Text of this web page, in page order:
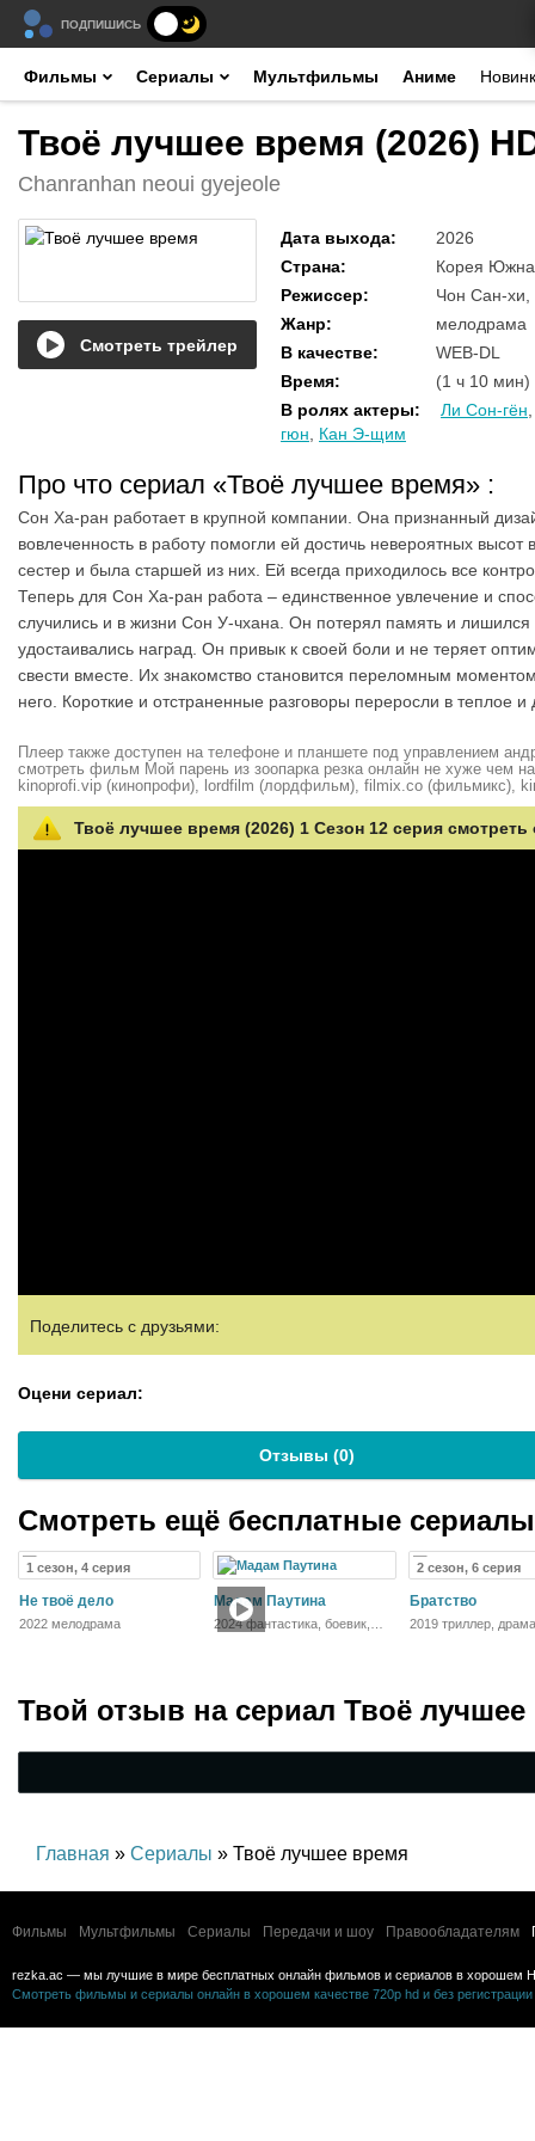
ПОДПИШИСЬ
Фильмы Сериалы Мультфильмы Аниме
Твоё лучшее время (2026)
Chanranhan neoui gyejeole
Смотреть трейлер
Дата выхода:
2026
Страна:
Корея
Режиссер:
Чон Сан-
Жанр:
мелодрама
В качестве:
WEB-DL
Время:
(1 ч 10 мин)
В ролях актеры: Ли Сон-гён
гюн
Кан Э-щим
Про что сериал «Твоё лучшее время» :
Сон Ха-ран работает в крупной компании. Она признанный
вовлеченность в работу помогли ей достичь невероятных
сестер и была старшей из них. Ей всегда приходилось все
Теперь для Сон Ха-ран работа – единственное увлечение и
случились и в жизни Сон У-чхана. Он потерял память и
удостаивались наград. Он привык к своей боли и не теряет
свести вместе. Их знакомство становится переломным
него. Короткие и отстраненные разговоры переросли в
Плеер также доступен на телефоне и планшете под управлением
смотреть фильм Мой парень из зоопарка резка онлайн не хуже чем
kinoprofi.vip (кинопрофи), lordfilm (лордфильм), filmix.co (фильмикс),
Твоё лучшее время (2026) 1 Сезон 12 серия смотреть
Поделитесь с друзьями:
Оцени сериал:
Отзывы (0)
Смотреть ещё бесплатные
1 сезон, 4 серия
Не твоё дело
2022 мелодрама
Мадам Паутина
2024 фантастика, боевик,
2 сезон, 6 серия
Братство
2019 триллер,
Твой отзыв на сериал Твоё
Главная » Сериалы » Твоё лучшее время
Фильмы Мультфильмы Сериалы Передачи и шоу Правообладателям
rezka.ac — мы лучшие в мире бесплатных онлайн фильмов и сериалов в хорошем
Смотреть фильмы и сериалы онлайн в хорошем качестве 720p hd и без